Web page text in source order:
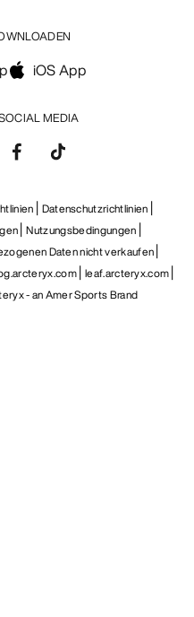
MEDIA
iOS App
Datenschutzrichtlinien
Nutzungsbedingungen
Daten nicht verkaufen
leaf.arcteryx.com
- an Amer Sports Brand